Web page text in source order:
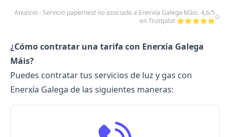
Anuncio - Servicio papernest no asociado a Enerxía Galega Máis. 4,6/5
en Trustpilot ⭐⭐⭐⭐⭐
¿Cómo contratar una tarifa con Enerxía Galega
Máis?
Puedes contratar tus servicios de luz y gas con
Enerxía Galega de las siguientes maneras: